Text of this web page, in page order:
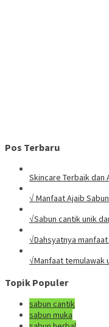
Pos Terbaru
Skincare Terbaik dan
√ Manfaat Ajaib
√Sabun cantik unik
√Dahsyatnya
√Manfaat temulawak
Topik Populer
sabun cantik
sabun muka